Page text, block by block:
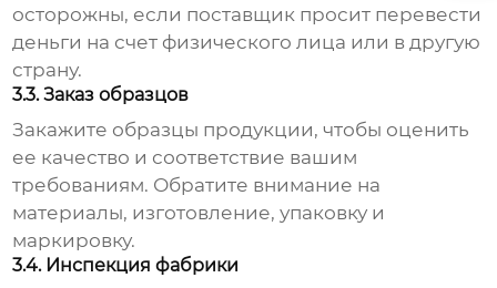
осторожны, если поставщик просит перевести
деньги на счет физического лица или в другую
страну.
3.3. Заказ образцов
Закажите образцы продукции, чтобы оценить
ее качество и соответствие вашим
требованиям. Обратите внимание на
материалы, изготовление, упаковку и
маркировку.
3.4. Инспекция фабрики